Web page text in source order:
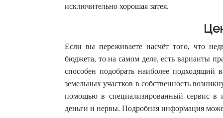
исключительно хорошая затея.
Если вы переживаете насчёт того, что
бюджета, то на самом деле, есть варианты
способен подобрать наиболее подходящий
земельных участков в собственность
помощью в специализированный сервис в
деньги и нервы. Подробная информация